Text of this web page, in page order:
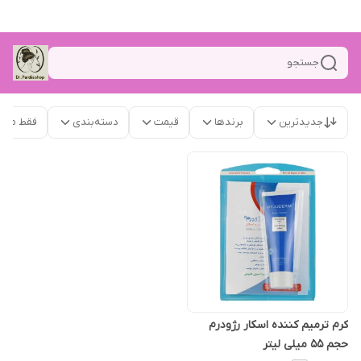
جستجو
جدیدترین برندها قیمت دسته‌بندی فقط
کرم ترمیم کننده اسکار رژودرم
حجم 55 میلی لیتر